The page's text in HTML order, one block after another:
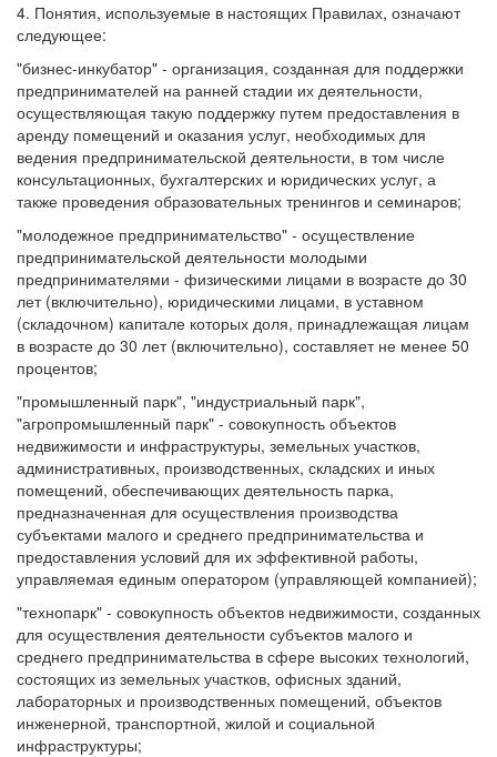
4. Понятия, используемые в настоящих Правилах, означают
следующее:
"бизнес-инкубатор" - организация, созданная для поддержки
предпринимателей на ранней стадии их деятельности,
осуществляющая такую поддержку путем предоставления в
аренду помещений и оказания услуг, необходимых для
ведения предпринимательской деятельности, в том числе
консультационных, бухгалтерских и юридических услуг, а
также проведения образовательных тренингов и семинаров;
"молодежное предпринимательство" - осуществление
предпринимательской деятельности молодыми
предпринимателями - физическими лицами в возрасте до 30
лет (включительно), юридическими лицами, в уставном
(складочном) капитале которых доля, принадлежащая лицам
в возрасте до 30 лет (включительно), составляет не менее 50
процентов;
"промышленный парк", "индустриальный парк",
"агропромышленный парк" - совокупность объектов
недвижимости и инфраструктуры, земельных участков,
административных, производственных, складских и иных
помещений, обеспечивающих деятельность парка,
предназначенная для осуществления производства
субъектами малого и среднего предпринимательства и
предоставления условий для их эффективной работы,
управляемая единым оператором (управляющей компанией);
"технопарк" - совокупность объектов недвижимости, созданных
для осуществления деятельности субъектов малого и
среднего предпринимательства в сфере высоких технологий,
состоящих из земельных участков, офисных зданий,
лабораторных и производственных помещений, объектов
инженерной, транспортной, жилой и социальной
инфраструктуры;